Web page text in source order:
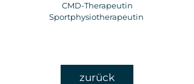
CMD-Therapeutin
Sportphysiotherapeutin
zurück